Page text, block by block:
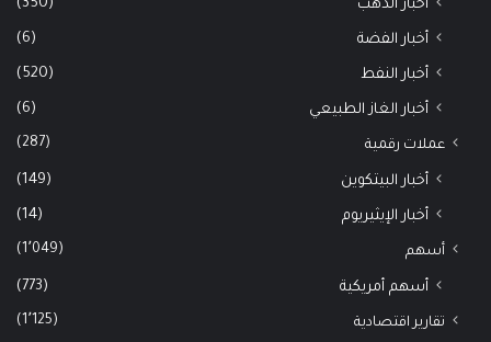
أخبار الذهب (350)
أخبار الفضة (6)
أخبار النفط (520)
أخبار الغاز الطبيعي (6)
عملات رقمية (287)
أخبار البيتكوين (149)
أخبار الإيثيريوم (14)
أسهم (1٬049)
أسهم أمريكية (773)
تقارير اقتصادية (1٬125)